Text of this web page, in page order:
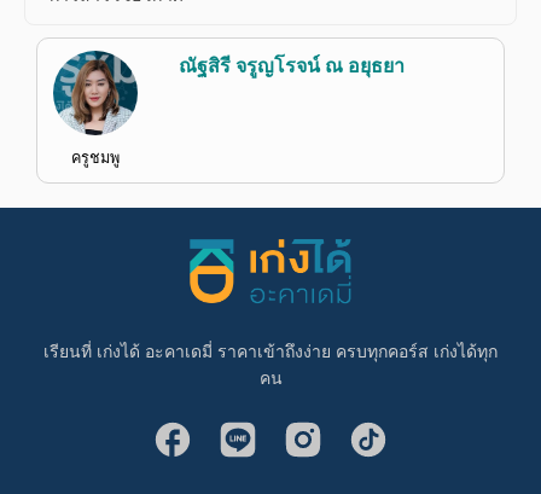
ครูชมพู
ณัฐสิรี จรูญโรจน์ ณ อยุธยา
เรียนที่ เก่งได้ อะคาเดมี่ ราคาเข้าถึงง่าย ครบทุกคอร์ส เก่งได้ทุก
คน